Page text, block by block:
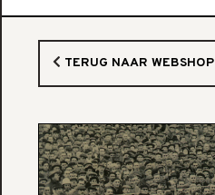
TERUG NAAR WEBSHOP